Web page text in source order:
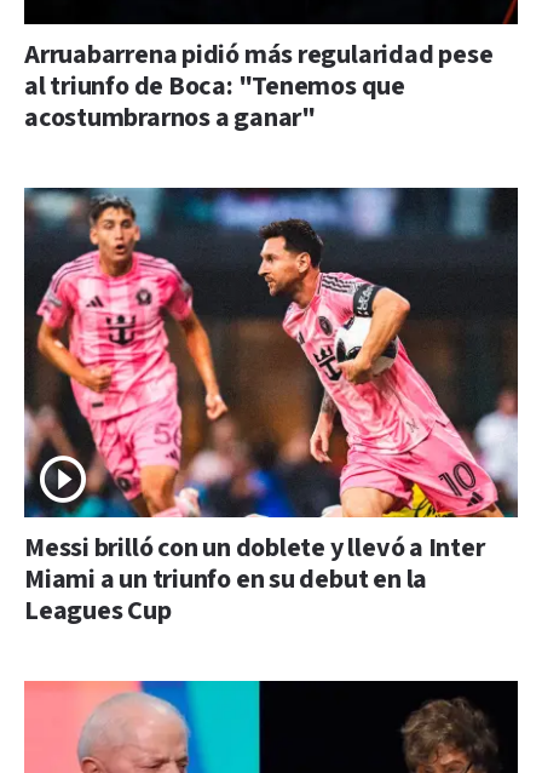
Arruabarrena pidió más regularidad pese
al triunfo de Boca: "Tenemos que
acostumbrarnos a ganar"
Messi brilló con un doblete y llevó a Inter
Miami a un triunfo en su debut en la
Leagues Cup